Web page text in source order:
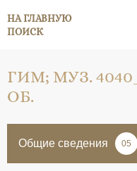
НА ГЛАВНУЮ
ПОИСК
ГИМ; МУЗ.
ОБ.
Общие сведения 05